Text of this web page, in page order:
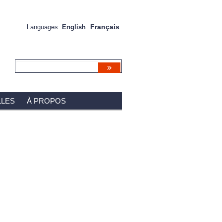
Languages: English Français
À PROPOS